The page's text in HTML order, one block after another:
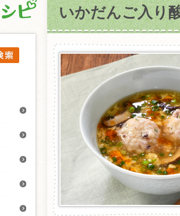
いかだんご入り